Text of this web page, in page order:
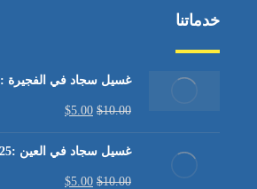
خدماتنا
غسيل سجاد في الفجيرة :0504348425
$10.00
$5.00
غسيل سجاد في العين :0504348425
$10.00
$5.00